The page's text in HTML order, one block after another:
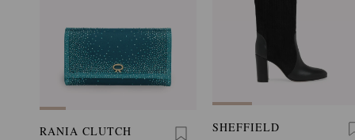
RANIA CLUTCH SHEFFIELD